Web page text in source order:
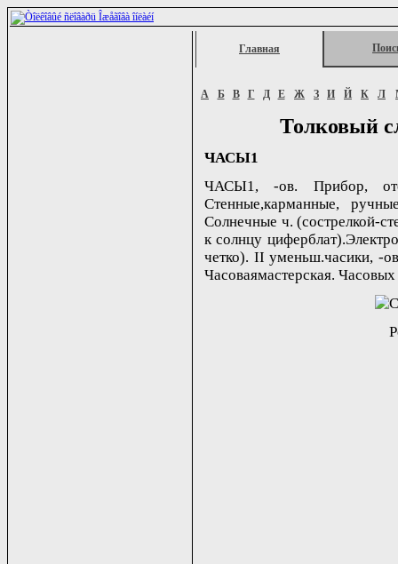
Главная
А Б В Г Д Е Ж З И Й К Л
Толковый
ЧАСЫ1
ЧАСЫ1, -ов. Прибор,
Стенные,карманные,
Солнечные ч. (сострелкой-
к солнцу
четко). II уменьш.часики, -
Часоваямастерская.